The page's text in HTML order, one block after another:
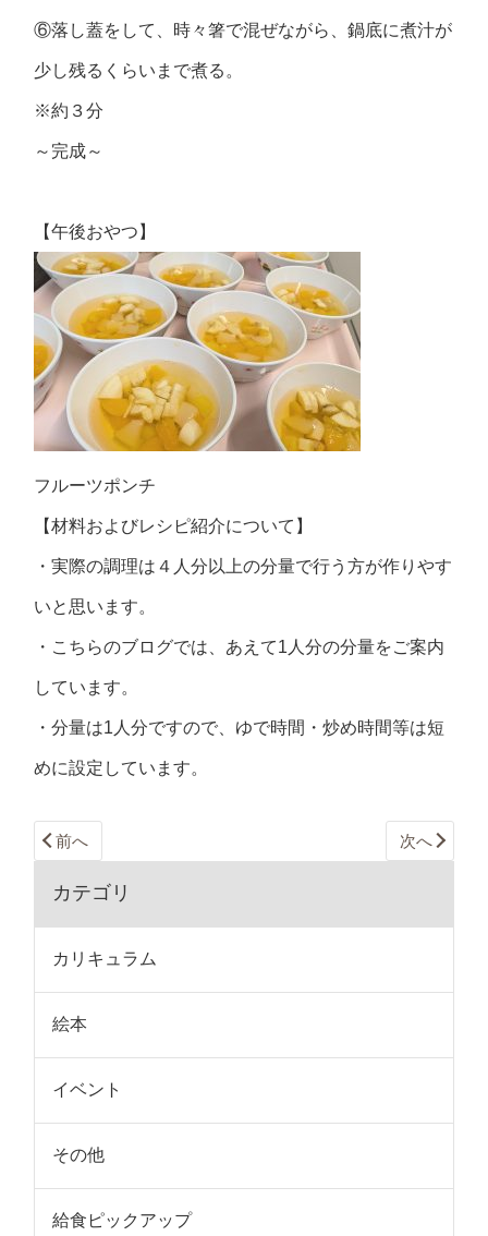
⑥落し蓋をして、時々箸で混ぜながら、鍋底に煮汁が
少し残るくらいまで煮る。
※約３分
～完成～
【午後おやつ】
フルーツポンチ
【材料およびレシピ紹介について】
・実際の調理は４人分以上の分量で行う方が作りやす
いと思います。
・こちらのブログでは、あえて1人分の分量をご案内
しています。
・分量は1人分ですので、ゆで時間・炒め時間等は短
めに設定しています。
前へ 次へ
カテゴリ
カリキュラム
絵本
イベント
その他
給食ピックアップ